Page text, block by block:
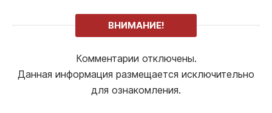
ВНИМАНИЕ!
Комментарии отключены.
Данная информация размещается исключительно
для ознакомления.